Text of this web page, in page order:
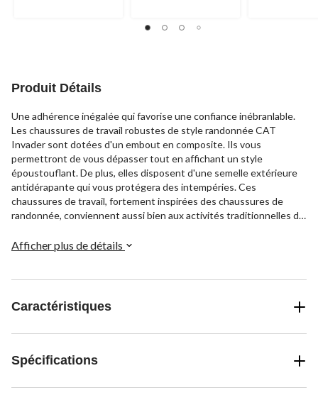
Produit Détails
Une adhérence inégalée qui favorise une confiance inébranlable.
Les chaussures de travail robustes de style randonnée CAT
Invader sont dotées d'un embout en composite. Ils vous
permettront de vous dépasser tout en affichant un style
époustouflant. De plus, elles disposent d'une semelle extérieure
antidérapante qui vous protégera des intempéries. Ces
chaussures de travail, fortement inspirées des chaussures de
randonnée, conviennent aussi bien aux activités traditionnelles de
Afficher plus de détails
Caractéristiques
Spécifications